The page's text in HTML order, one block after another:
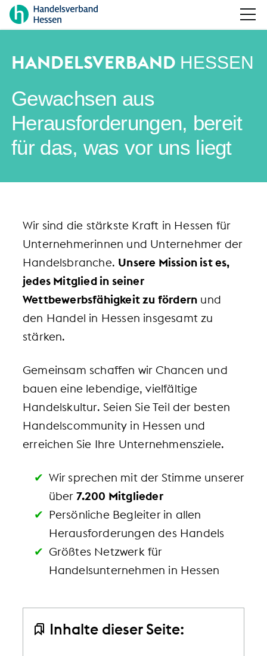
HANDELSVERBAND HESSEN
Gewachsen aus
Herausforderungen, bereit
für das, was vor uns liegt
Wir sind die stärkste Kraft in Hessen für
Unternehmerinnen und Unternehmer der
Handelsbranche. Unsere Mission ist es,
jedes Mitglied in seiner
Wettbewerbsfähigkeit zu fördern und
den Handel in Hessen insgesamt zu
stärken.
Gemeinsam schaffen wir Chancen und
bauen eine lebendige, vielfältige
Handelskultur. Seien Sie Teil der besten
Handelscommunity in Hessen und
erreichen Sie Ihre Unternehmensziele.
Wir sprechen mit der Stimme unserer
über 7.200 Mitglieder
Persönliche Begleiter in allen
Herausforderungen des Handels
Größtes Netzwerk für
Handelsunternehmen in Hessen
Inhalte dieser Seite: